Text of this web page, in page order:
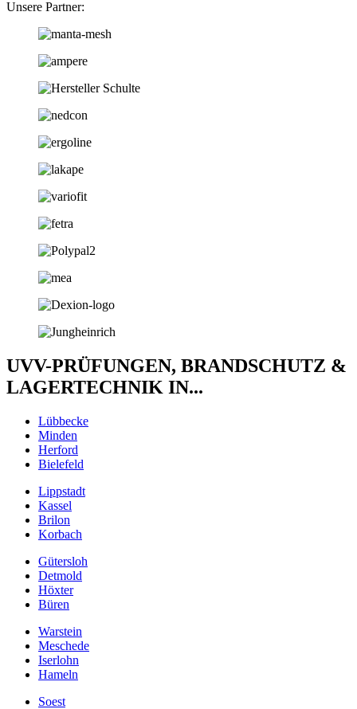
Unsere Partner:
UVV-PRÜFUNGEN, BRANDSCHUTZ &
LAGERTECHNIK IN...
Lübbecke
Minden
Herford
Bielefeld
Lippstadt
Kassel
Brilon
Korbach
Gütersloh
Detmold
Höxter
Büren
Warstein
Meschede
Iserlohn
Hameln
Soest